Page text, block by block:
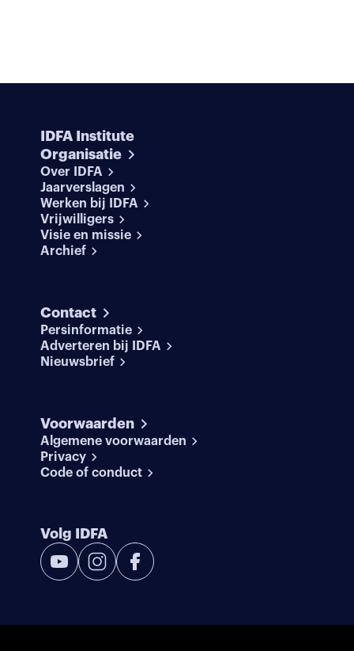
IDFA Institute
Organisatie
Over IDFA
Jaarverslagen
Werken bij IDFA
Vrijwilligers
Visie en missie
Archief
Contact
Persinformatie
Adverteren bij IDFA
Nieuwsbrief
Voorwaarden
Algemene voorwaarden
Privacy
Code of conduct
Volg IDFA